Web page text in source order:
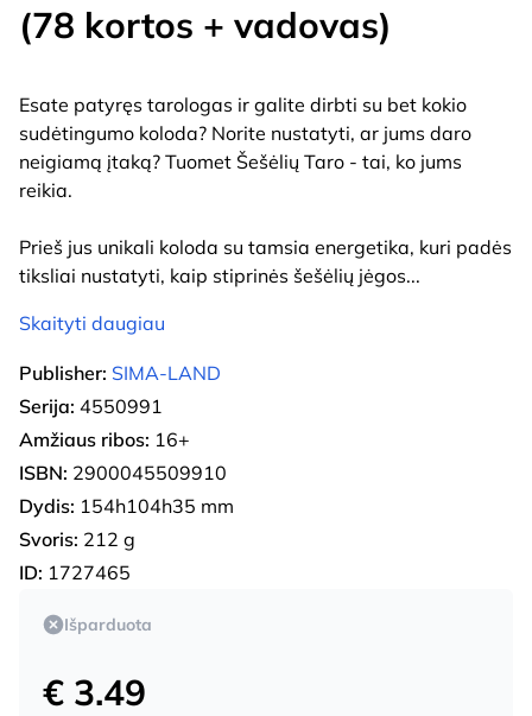
(78 kortos + vadovas)
Esate patyręs tarologas ir galite dirbti su bet kokio
sudėtingumo koloda? Norite nustatyti, ar jums daro
neigiamą įtaką? Tuomet Šešėlių Taro - tai, ko jums
reikia.
Prieš jus unikali koloda su tamsia energetika, kuri padės
tiksliai nustatyti, kaip stiprinės šešėlių jėgos...
Skaityti daugiau
Publisher: SIMA-LAND
Serija: 4550991
Amžiaus ribos: 16+
ISBN: 2900045509910
Dydis: 154h104h35 mm
Svoris: 212 g
ID: 1727465
Išparduota
€ 3.49